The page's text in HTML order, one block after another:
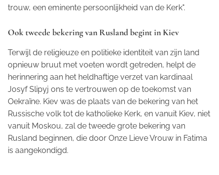
trouw, een eminente persoonlijkheid van de Kerk".
Ook tweede bekering van Rusland begint in Kiev
Terwijl de religieuze en politieke identiteit van zijn land
opnieuw bruut met voeten wordt getreden, helpt de
herinnering aan het heldhaftige verzet van kardinaal
Josyf Slipyj ons te vertrouwen op de toekomst van
Oekraïne. Kiev was de plaats van de bekering van het
Russische volk tot de katholieke Kerk, en vanuit Kiev, niet
vanuit Moskou, zal de tweede grote bekering van
Rusland beginnen, die door Onze Lieve Vrouw in Fatima
is aangekondigd.